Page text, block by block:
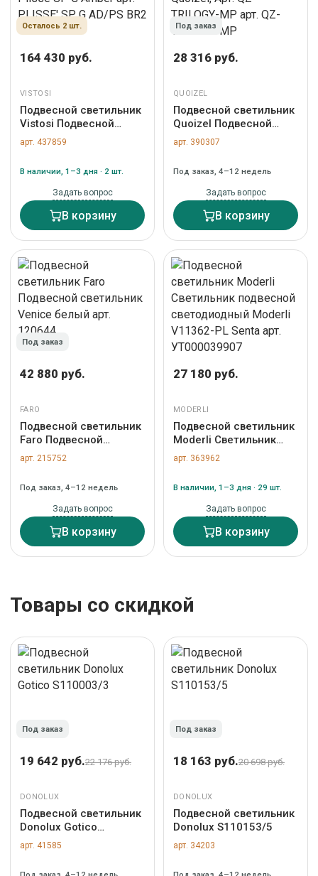
Осталось 2 шт.
164 430 руб.
VISTOSI
Подвесной светильник
Vistosi Подвесной
светильник Plisse SP G
Amber арт. PLISSE' SP G
арт. 437859
В наличии, 1–3 дня · 2 шт.
Задать вопрос
В корзину
Под заказ
28 316 руб.
QUOIZEL
Подвесной светильник
Quoizel Подвесной
светильник Quoizel,
Арт. QZ-TRILOGY-MP
арт. 390307
Под заказ, 4–12 недель
Задать вопрос
В корзину
Под заказ
42 880 руб.
FARO
Подвесной светильник
Faro Подвесной
светильник Venice
белый арт. 120644
арт. 215752
Под заказ, 4–12 недель
Задать вопрос
В корзину
27 180 руб.
MODERLI
Подвесной светильник
Moderli Светильник
подвесной
светодиодный Moderli
УТ000039907
арт. 363962
В наличии, 1–3 дня · 29 шт.
Задать вопрос
В корзину
Товары со скидкой
Под заказ
19 642 руб.22 176 руб.
DONOLUX
Подвесной светильник
Donolux Gotico
S110003/3
арт. 41585
Под заказ
18 163 руб.20 698 руб.
DONOLUX
Подвесной светильник
Donolux S110153/5
арт. 34203